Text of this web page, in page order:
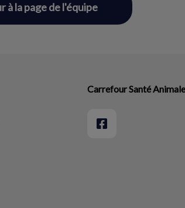
à la page de l'équipe
Carrefour Santé Animale